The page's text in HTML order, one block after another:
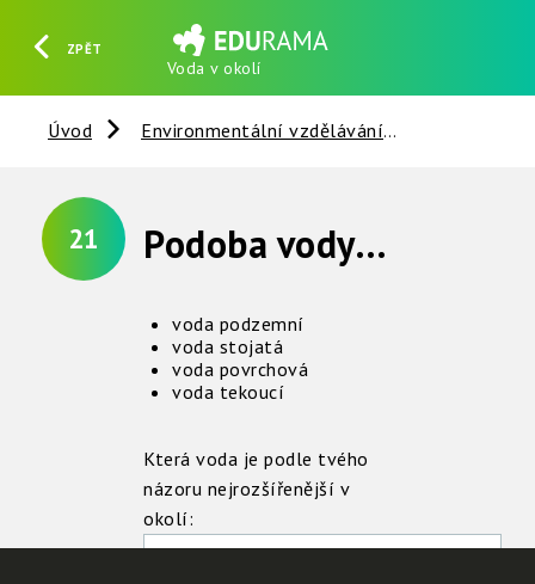
ZPĚT
Voda v okolí
HLEDAT REGISTROVAT PŘIHLÁSIT SE
Úvod Environmentální vzdělávání
21 Podoba vody v tvém okolí
voda podzemní
voda stojatá
voda povrchová
voda tekoucí
Která voda je podle tvého
názoru nejrozšířenější v
okolí: